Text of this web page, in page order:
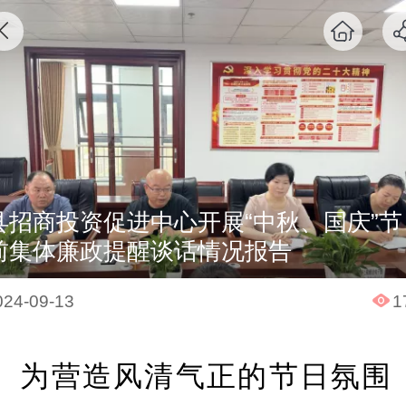
招商投资促进中心开展“中秋、国庆”节
集体廉政提醒谈话情况报告
09-13
为营造风清气正的节日氛围